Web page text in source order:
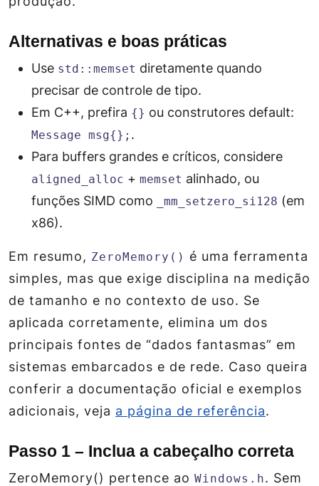
Alternativas e boas práticas
Use std::memset diretamente quando
precisar de controle de tipo.
Em C++, prefira {} ou construtores default:
Message msg{}; .
Para buffers grandes e críticos, considere
aligned_alloc + memset alinhado, ou
funções SIMD como
_mm_setzero_si128 (em
x86).
Em resumo, ZeroMemory() é uma ferramenta
simples, mas que exige disciplina na medição
de tamanho e no contexto de uso. Se
aplicada corretamente, elimina um dos
principais fontes de “dados fantasmas” em
sistemas embarcados e de rede. Caso queira
conferir a documentação oficial e exemplos
adicionais, veja a página de referência.
Passo 1 – Inclua a cabeçalho correta
ZeroMemory() pertence ao Windows.h. Sem